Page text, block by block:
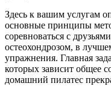
Здесь к вашим услугам
основные принципы
соревноваться с
остеохондрозом, в
упражнения. Главная
которых зависит общее
домашний пилатес